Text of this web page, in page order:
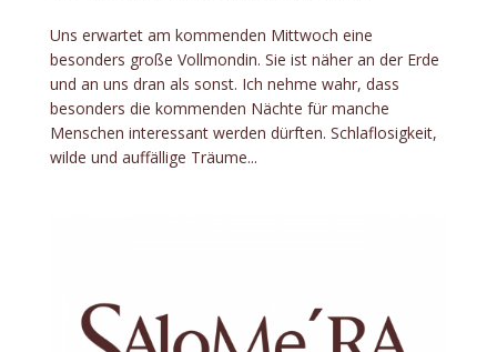
Uns erwartet am kommenden Mittwoch eine
besonders große Vollmondin. Sie ist näher an der Erde
und an uns dran als sonst. Ich nehme wahr, dass
besonders die kommenden Nächte für manche
Menschen interessant werden dürften. Schlaflosigkeit,
wilde und auffällige Träume...